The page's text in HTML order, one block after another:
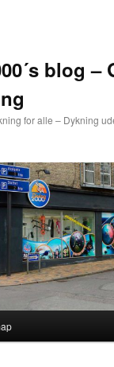
blog –
for alle – Dykning